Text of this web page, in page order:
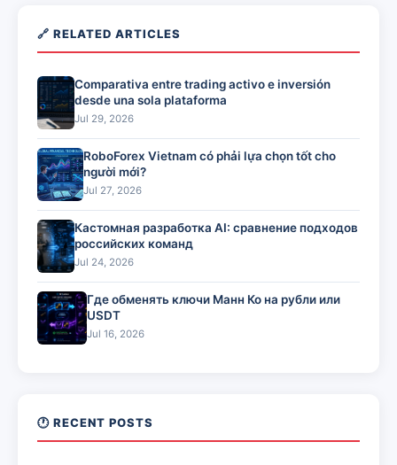
🔗 RELATED ARTICLES
Comparativa entre trading activo e inversión
desde una sola plataforma
Jul 29, 2026
RoboForex Vietnam có phải lựa chọn tốt cho
người mới?
Jul 27, 2026
Кастомная разработка AI: сравнение подходов
российских команд
Jul 24, 2026
Где обменять ключи Манн Ко на рубли или
USDT
Jul 16, 2026
🕐 RECENT POSTS